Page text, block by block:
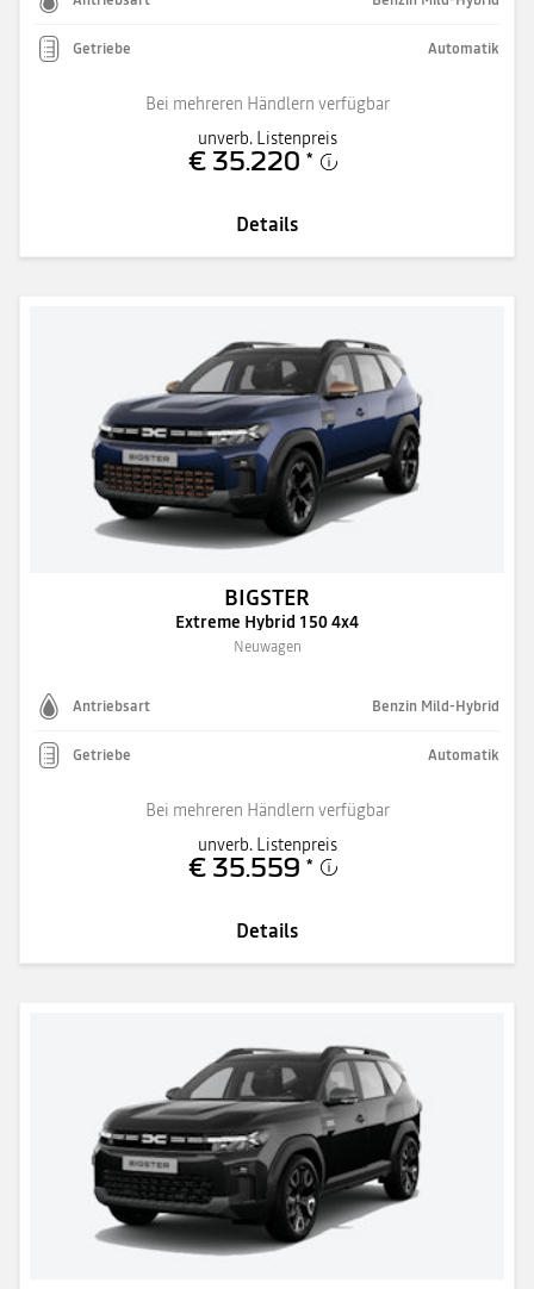
Getriebe Automatik
Bei mehreren Händlern verfügbar
unverb. Listenpreis
€ 35.220 *
Details
BIGSTER
Extreme Hybrid 150 4x4
Neuwagen
Antriebsart Benzin Mild-Hybrid
Getriebe Automatik
Bei mehreren Händlern verfügbar
unverb. Listenpreis
€ 35.559 *
Details